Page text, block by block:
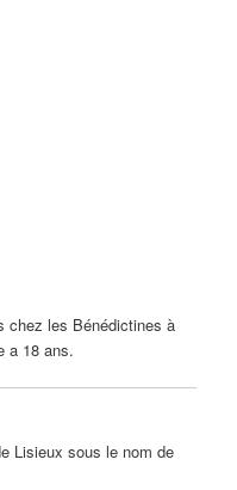
chez les Bénédictines à
a 18 ans.
Lisieux sous le nom de